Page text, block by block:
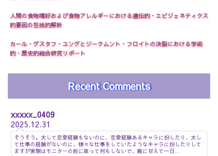
人間の食物嗜好および食物アレルギーにおける遺伝的・エピジェネティクス
的要因の包括的解析
カール・グスタフ・ユングとジークムント・フロイトの決裂における学術
的・歴史的総合研究リポート
Recent Comments
xxxxx_0409
2025.12.31
そうそう。大して恋愛経験もないのに、恋愛経験あるキャラに扮したり、大し
て仕事の経験がないのに、様々な仕事をしていたようなキャラに扮したりして
ますが実際はモニターの前に座って何もしないで、親に甘えて一日...